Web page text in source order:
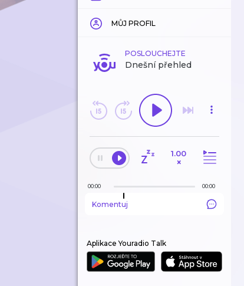
MŮJ PROFIL
POSLOUCHEJTE
Dnešní přehled
1.00
×
00:00 00:00
Komentuj
Aplikace Youradio Talk